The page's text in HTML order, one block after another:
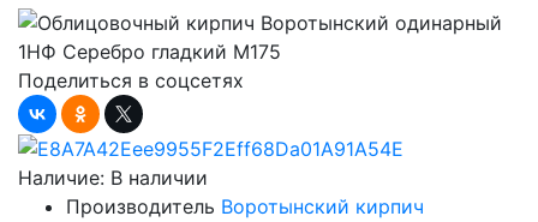
Поделиться в соцсетях
Наличие: В наличии
Производитель Воротынский кирпич